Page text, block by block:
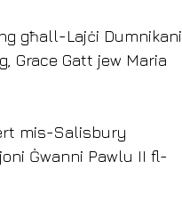
għall-Lajċi Dumnikani.
Grace Gatt jew Maria
mis-Salisbury
Ġwanni Pawlu II fl-